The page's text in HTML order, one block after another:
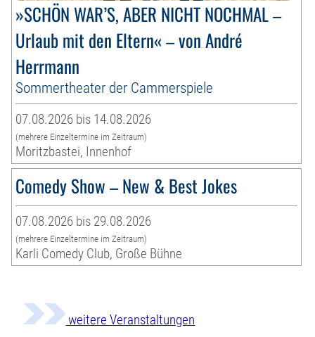
»SCHÖN WAR’S, ABER NICHT NOCHMAL –
Urlaub mit den Eltern« – von André
Herrmann
Sommertheater der Cammerspiele
07.08.2026 bis 14.08.2026
(mehrere Einzeltermine im Zeitraum)
Moritzbastei, Innenhof
Comedy Show – New & Best Jokes
07.08.2026 bis 29.08.2026
(mehrere Einzeltermine im Zeitraum)
Karli Comedy Club, Große Bühne
weitere Veranstaltungen